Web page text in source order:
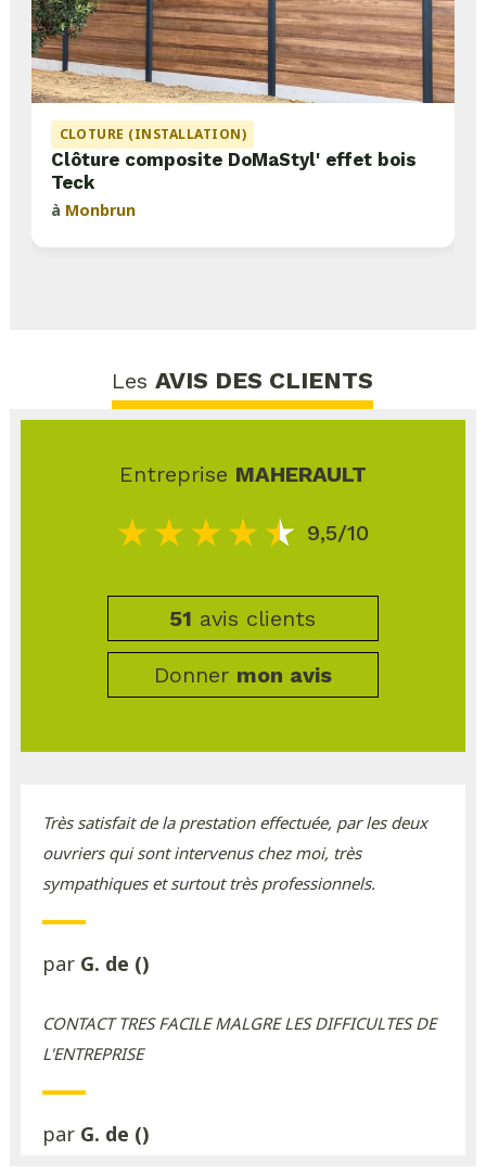
CLOTURE (INSTALLATION)
Clôture composite DoMaStyl' effet bois
Teck
à Monbrun
LesAVIS DES CLIENTS
Entreprise MAHERAULT
9,5/10
51 avis clients
Donner mon avis
Très satisfait de la prestation effectuée, par les deux
ouvriers qui sont intervenus chez moi, très
sympathiques et surtout très professionnels.
par G. de ()
CONTACT TRES FACILE MALGRE LES DIFFICULTES DE
L'ENTREPRISE
par G. de ()